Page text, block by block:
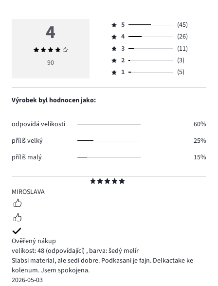
5
MIROSLAVA
Ověřený nákup
velikost: 48 (odpovídající) , barva: šedý melír
Slabsi material, ale sedi dobre. Podkasani je fajn. Delkactake ke
kolenum. Jsem spokojena.
2026-05-03
4
Průměrné
hodnocení
90
Hodnocení
5,
počet
hlasů
45.
5
(45)
Hodnocení
4,
počet
hlasů
4
(26)
Hodnocení
3,
počet
3
(11)
Hodnocení
2,
2
(3)
Hodnocení
1,
1 (5)
Výrobek byl hodnocen jako:
odpovídá velikosti
60%
příliš velký
25%
příliš malý
15%